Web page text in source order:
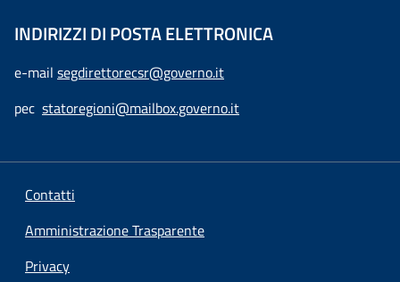
INDIRIZZI DI POSTA ELETTRONICA
e-mail segdirettorecsr@governo.it
pec statoregioni@mailbox.governo.it
Contatti
Amministrazione Trasparente
Privacy